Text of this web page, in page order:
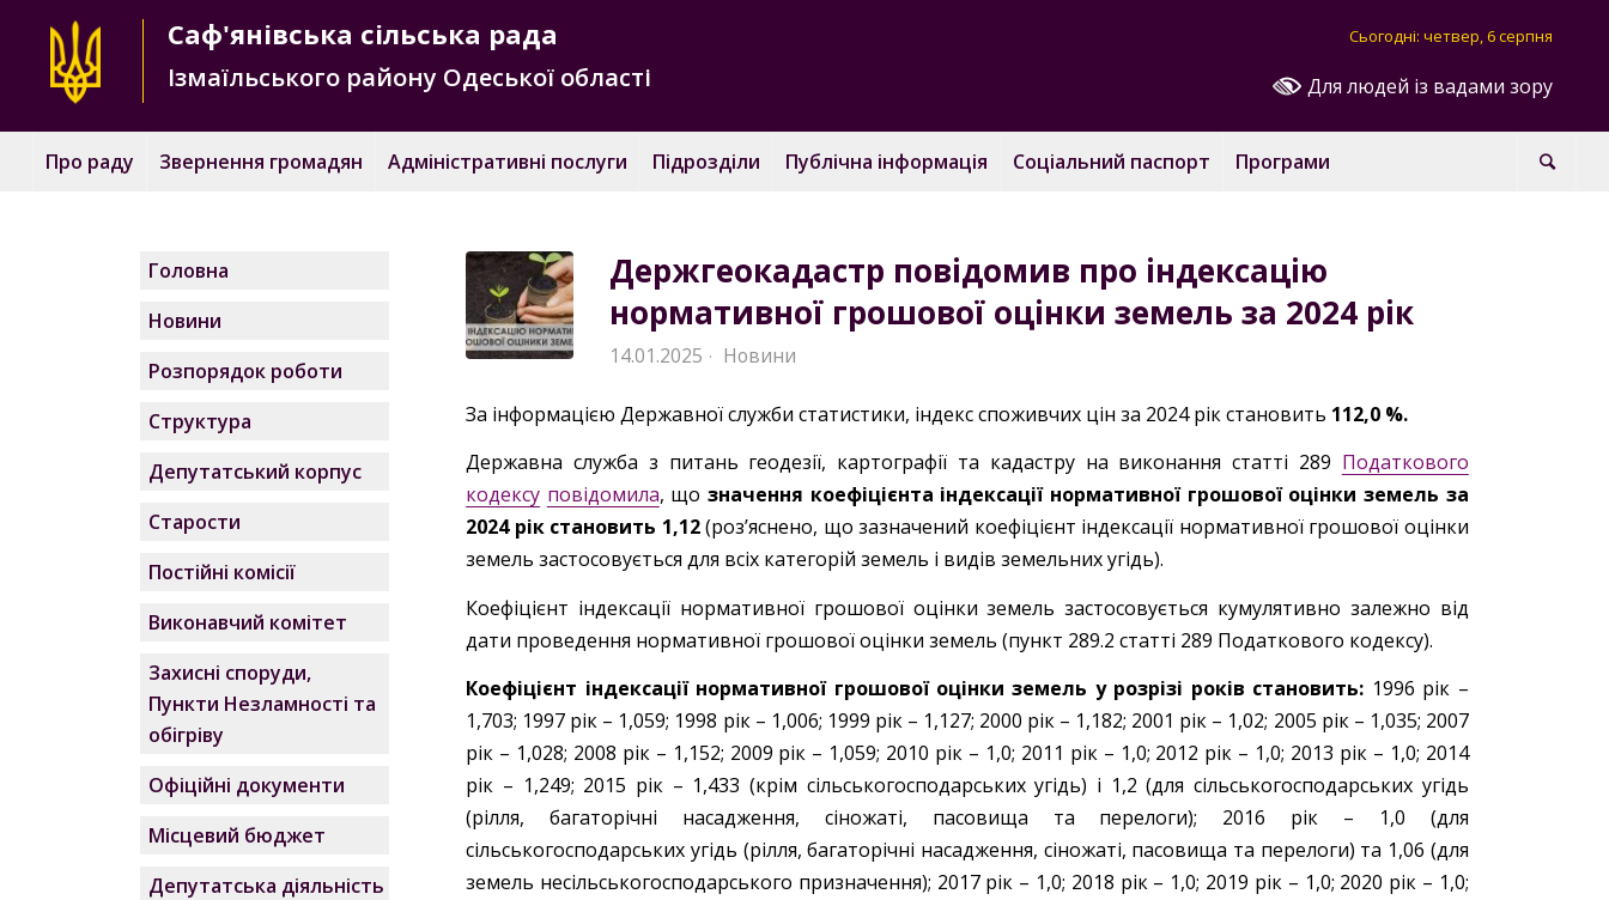
Для людей із вадами зору
Сьогодні: четвер, 6 серпня
Саф'янівська сільська рада
Ізмаїльського району Одеської області
Про раду Звернення громадян Адміністративні послуги Підрозділи Публічна інформація Соціальний паспорт Програми
Держгеокадастр повідомив про індексацію
нормативної грошової оцінки земель за 2024 рік
14.01.2025 · Новини
За інформацією Державної служби статистики, індекс споживчих цін за 2024 рік становить 112,0 %.
Державна служба з питань геодезії, картографії та кадастру на виконання статті 289 Податкового
кодексу повідомила, що значення коефіцієнта індексації нормативної грошової оцінки земель за
2024 рік становить 1,12(роз’яснено, що зазначений коефіцієнт індексації нормативної грошової оцінки
земель застосовується для всіх категорій земель і видів земельних угідь).
Коефіцієнт індексації нормативної грошової оцінки земель застосовується кумулятивно залежно від
дати проведення нормативної грошової оцінки земель (пункт 289.2 статті 289 Податкового кодексу).
Коефіцієнт індексації нормативної грошової оцінки земель у розрізі років становить: 1996 рік –
1,703; 1997 рік – 1,059; 1998 рік – 1,006; 1999 рік – 1,127; 2000 рік – 1,182; 2001 рік – 1,02; 2005 рік – 1,035; 2007
рік – 1,028; 2008 рік – 1,152; 2009 рік – 1,059; 2010 рік – 1,0; 2011 рік – 1,0; 2012 рік – 1,0; 2013 рік – 1,0; 2014
рік – 1,249; 2015 рік – 1,433 (крім сільськогосподарських угідь) і 1,2 (для сільськогосподарських угідь
(рілля, багаторічні насадження, сіножаті, пасовища та перелоги); 2016 рік – 1,0 (для
сільськогосподарських угідь (рілля, багаторічні насадження, сіножаті, пасовища та перелоги) та 1,06 (для
земель несільськогосподарського призначення); 2017 рік – 1,0; 2018 рік – 1,0; 2019 рік – 1,0; 2020 рік – 1,0;
Головна
Новини
Розпорядок роботи
Структура
Депутатський корпус
Старости
Постійні комісії
Виконавчий комітет
Захисні споруди,
Пункти Незламності та
обігріву
Офіційні документи
Місцевий бюджет
Депутатська діяльність